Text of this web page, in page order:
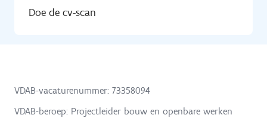
Doe de cv-scan
VDAB-vacaturenummer: 73358094
VDAB-beroep: Projectleider bouw en openbare werken